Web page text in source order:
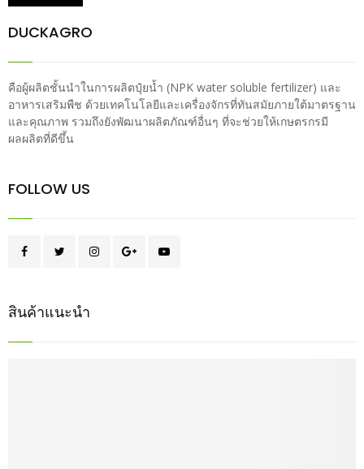
DUCKAGRO
คือผู้ผลิตชั้นนำในการผลิตปุ๋ยน้ำ (NPK water soluble fertilizer) และ
อาหารเสริมพืช ด้วยเทคโนโลยีและเครื่องจักรที่ทันสมัยภายใต้มาตรฐาน
และคุณภาพ รวมถึงยังพัฒนาผลิตภัณฑ์อื่นๆ ที่จะช่วยให้เกษตรกรมี
ผลผลิตที่ดีขึ้น
FOLLOW US
สินค้าแนะนำ